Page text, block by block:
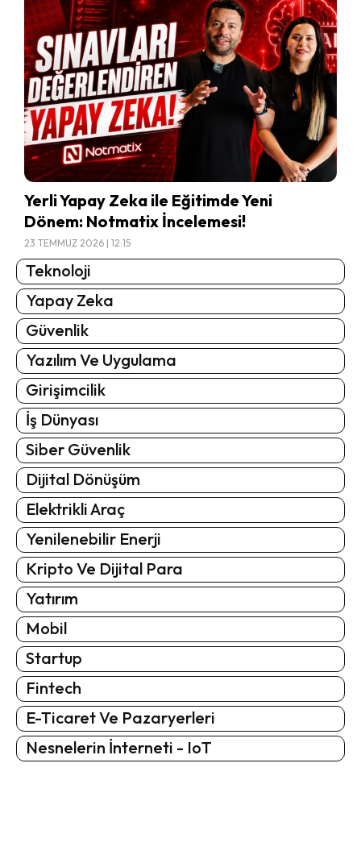
Yerli Yapay Zeka ile Eğitimde Yeni
Dönem: Notmatix İncelemesi!
23 TEMMUZ 2026 | 12:15
Teknoloji
Yapay Zeka
Güvenlik
Yazılım Ve Uygulama
Girişimcilik
İş Dünyası
Siber Güvenlik
Dijital Dönüşüm
Elektrikli Araç
Yenilenebilir Enerji
Kripto Ve Dijital Para
Yatırım
Mobil
Startup
Fintech
E-Ticaret Ve Pazaryerleri
Nesnelerin İnterneti - IoT